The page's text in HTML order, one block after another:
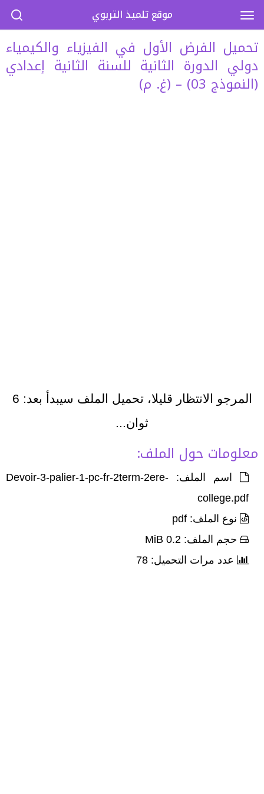
تحميل الفرض الأول في الفيزياء والكيمياء
دولي الدورة الثانية للسنة الثانية إعدادي
(النموذج 03) – (غ. م)
المرجو الانتظار قليلا، تحميل الملف سيبدأ بعد: 6
ثوان...
معلومات حول الملف:
اسم الملف: Devoir-3-palier-1-pc-fr-2term-2ere-
college.pdf
نوع الملف: pdf
حجم الملف: 0.2 MiB
عدد مرات التحميل: 78
موقع تلميذ التربوي